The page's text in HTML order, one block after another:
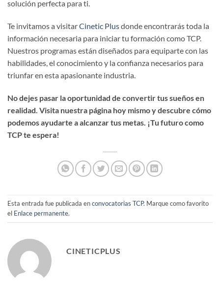
solución perfecta para ti.
Te invitamos a visitarCinetic Plusdonde encontrarás toda la
información necesaria para iniciar tu formación como TCP.
Nuestros programas están diseñados para equiparte con las
habilidades, el conocimiento y la confianza necesarios para
triunfar en esta apasionante industria.
No dejes pasar la oportunidad de convertir tus sueños en
realidad. Visita nuestra página hoy mismo y descubre cómo
podemos ayudarte a alcanzar tus metas. ¡Tu futuro como
TCP te espera!
Esta entrada fue publicada enconvocatorias TCP. Marque como favorito
el Enlace permanente.
CINETICPLUS